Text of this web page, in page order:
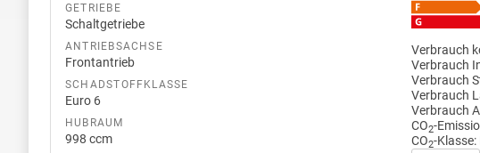
GETRIEBE
Schaltgetriebe
ANTRIEBSACHSE
Frontantrieb
SCHADSTOFFKLASSE
Euro 6
HUBRAUM
998 ccm
Verbrauch
Verbrauch
Verbrauch
Verbrauch
Verbrauch
CO2-
CO2-Klasse: